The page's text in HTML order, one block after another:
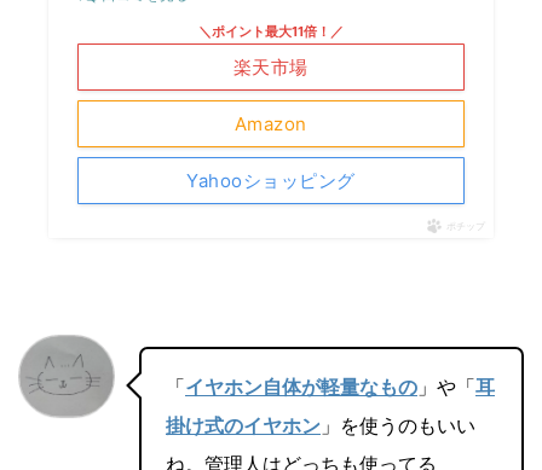
Amazon
＼ポイント最大11倍！／
楽天市場
Yahooショッピング
ポチップ
「イヤホン自体が軽量なもの 」や「耳
掛け式のイヤホン 」を使うのもいい
ね。管理人はどっちも使ってる